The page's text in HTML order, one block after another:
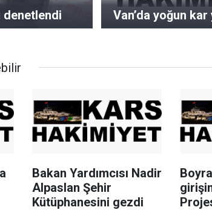
denetlendi Van’da yoğun kar
Bakan Yardımcısı Nadir
Alpaslan Şehir
Kütüphanesini gezdi